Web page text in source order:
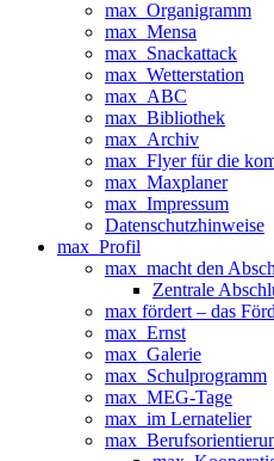
max_Organigramm
max_Mensa
max_Snackattack
max_Wetterstation
max_ABC
max_Bibliothek
max_Archiv
max_Flyer für die
max_Maxplaner
max_Impressum
Datenschutzhinweise
max_Profil
max_macht den
Zentrale
max fördert – das
max_Ernst
max_Galerie
max_Schulprogramm
max_MEG-Tage
max_im Lernatelier